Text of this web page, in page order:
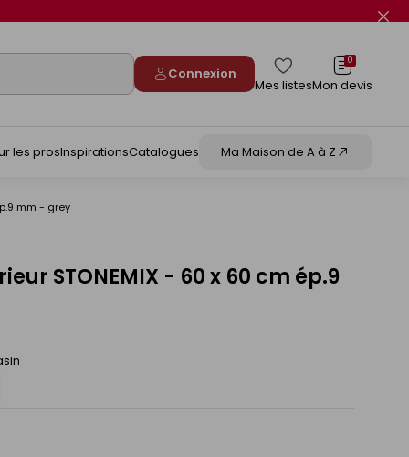
Connexion
Mes listes
0
Mon devis
les prosInspirationsCatalogues Ma Maison de A à Z
mm - grey
STONEMIX - 60 x 60 cm ép.9